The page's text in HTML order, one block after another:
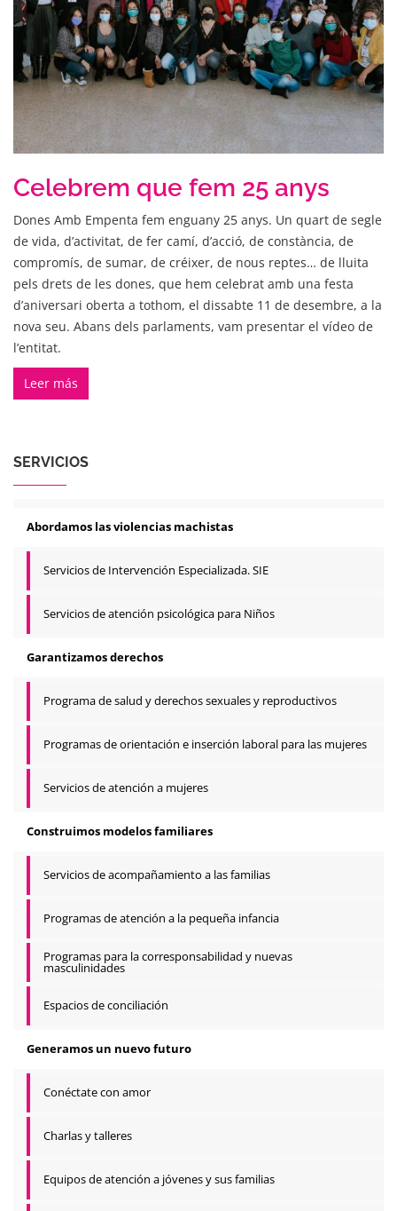
SERVICIOS
Abordamos las violencias machistas
Servicios de Intervención Especializada. SIE
Servicios de atención psicológica para Niños
Garantizamos derechos
Programa de salud y derechos sexuales y reproductivos
Programas de orientación e inserción laboral para las mujeres
Servicios de atención a mujeres
Construimos modelos familiares
Servicios de acompañamiento a las familias
Programas de atención a la pequeña infancia
Programas para la corresponsabilidad y nuevas
masculinidades
Espacios de conciliación
Generamos un nuevo futuro
Conéctate con amor
Charlas y talleres
Equipos de atención a jóvenes y sus familias
Celebrem que fem 25 anys
Dones Amb Empenta fem enguany 25 anys. Un quart de segle
de vida, d’activitat, de fer camí, d’acció, de constància, de
compromís, de sumar, de créixer, de nous reptes… de lluita
pels drets de les dones, que hem celebrat amb una festa
d’aniversari oberta a tothom, el dissabte 11 de desembre, a la
nova seu. Abans dels parlaments, vam presentar el vídeo de
l’entitat.
Leer más